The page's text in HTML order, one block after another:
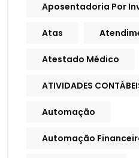
Aposentadoria Por
Atas
Atestado Médico
ATIVIDADES
Automação
Automação